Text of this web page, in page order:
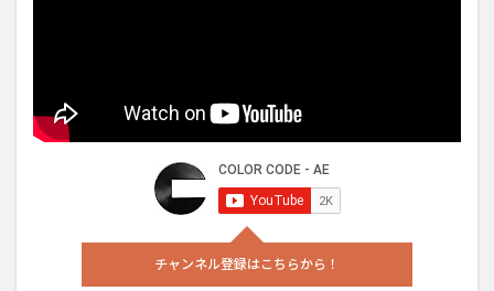
チャンネル登録はこちらから！